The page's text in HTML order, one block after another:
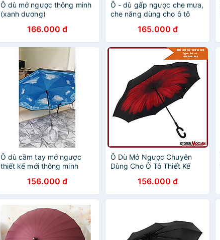
Ô dù mở ngược thông minh
(xanh dương)
166.000 đ
Ô - dù gấp ngược che mưa,
che năng dùng cho ô tô
165.000 đ
Ô dù cầm tay mở ngược
thiết kế mới thông minh
156.000 đ
Ô Dù Mở Ngược Chuyên
Dùng Cho Ô Tô Thiết Kế
156.000 đ